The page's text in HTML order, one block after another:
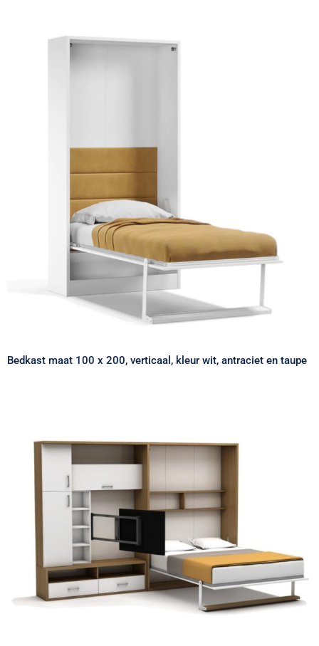
Bedkast maat 100 x 200, verticaal, kleur
Bedkast maat 100 x 200, verticaal, kleur wit, antraciet en taupe
Bedkast maat 140 x 190, verticaal, met tv